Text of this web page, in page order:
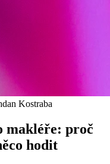
Kostraba
makléře: proč
hodit